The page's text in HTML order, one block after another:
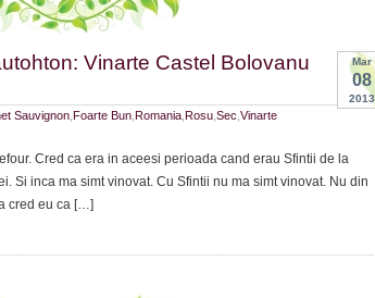
Mar
08
2013
Vinarte Castel Bolovanu
Sauvignon Foarte Bun Romania Rosu Sec Vinarte
Cred ca era in aceesi perioada cand erau Sfintii de la
Si inca ma simt vinovat. Cu Sfintii nu ma simt vinovat. Nu din
cred eu ca […]